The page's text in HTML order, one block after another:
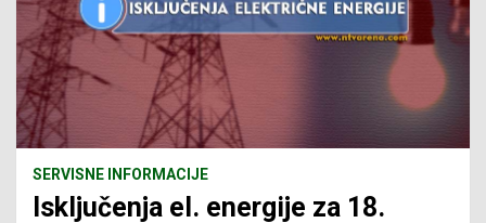
SERVISNE INFORMACIJE
Isključenja el. energije za 18.